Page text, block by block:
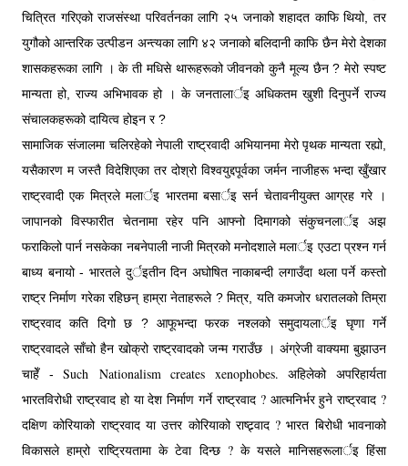
चित्रित गरिएको राजसंस्था परिवर्तनका लागि २५ जनाको शहादत काफि थियो, तर
युगौको आन्तरिक उत्पीडन अन्त्यका लागि ४२ जनाको बलिदानी काफि छैन मेरो देशका
शासकहरूका लागि । के ती मधिसे थारूहरूको जीवनको कुनै मूल्य छैन ? मेरो स्पष्ट
मान्यता हो, राज्य अभिभावक हो । के जनतालार्इ अधिकतम खुशी दिनुपर्ने राज्य
संचालकहरूको दायित्व होइन र ?
सामाजिक संजालमा चलिरहेको नेपाली राष्ट्रवादी अभियानमा मेरो पृथक मान्यता रह्यो,
यसैकारण म जस्तै विदेशिएका तर दोश्रो विश्वयुद्दपूर्वका जर्मन नाजीहरू भन्दा खुँखार
राष्ट्रवादी एक मित्रले मलार्इ भारतमा बसार्इ सर्न चेतावनीयुक्त आग्रह गरे ।
जापानको विस्फारीत चेतनामा रहेर पनि आफ्नो दिमागको संकुचनलार्इ अझ
फराकिलो पार्न नसकेका नबनेपाली नाजी मित्रको मनोदशाले मलार्इ एउटा प्रश्न गर्न
बाध्य बनायो - भारतले दुर्इतीन दिन अघोषित नाकाबन्दी लगाउँदा थला पर्ने कस्तो
राष्ट्र निर्माण गरेका रहिछन् हाम्रा नेताहरूले ? मित्र, यति कमजोर धरातलको तिम्रा
राष्ट्रवाद कति दिगो छ ? आफूभन्दा फरक नश्लको समुदायलार्इ घृणा गर्ने
राष्ट्रवादले साँचो हैन खोक्रो राष्ट्रवादको जन्म गराउँछ । अंग्रेजी वाक्यमा बुझाउन
चाहेँ -Such Nationalism creates xenophobes. अहिलेको अपरिहार्यता
भारतविरोधी राष्ट्रवाद हो या देश निर्माण गर्ने राष्ट्रवाद ? आत्मनिर्भर हुने राष्ट्रवाद ?
दक्षिण कोरियाको राष्ट्रवाद या उत्तर कोरियाको राष्ट्र्वाद ? भारत बिरोधी भावनाको
विकासले हाम्रो राष्ट्रियतामा के टेवा दिन्छ ? के यसले मानिसहरूलार्इ हिंसा